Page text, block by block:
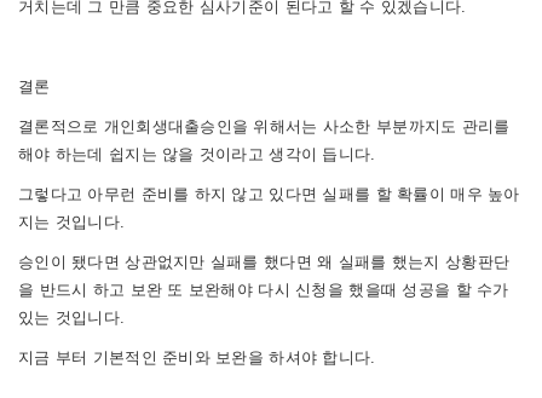
거치는데 그 만큼 중요한 심사기준이 된다고 할 수 있겠습니다.
결론
결론적으로 개인회생대출승인을 위해서는 사소한 부분까지도 관리를
해야 하는데 쉽지는 않을 것이라고 생각이 듭니다.
그렇다고 아무런 준비를 하지 않고 있다면 실패를 할 확률이 매우 높아
지는 것입니다.
승인이 됐다면 상관없지만 실패를 했다면 왜 실패를 했는지 상황판단
을 반드시 하고 보완 또 보완해야 다시 신청을 했을때 성공을 할 수가
있는 것입니다.
지금 부터 기본적인 준비와 보완을 하셔야 합니다.